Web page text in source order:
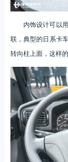
内饰设计可以
联，典型的日系卡
转向柱上面，这样